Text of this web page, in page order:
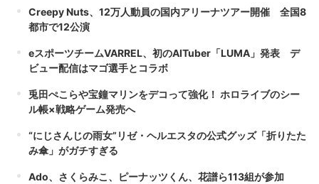
Creepy Nuts、12万人動員の国内アリーナツアー開催 全国8
都市で12公演
eスポーツチームVARREL、初のAITuber「LUMA」発表 デ
ビュー配信はマゴ選手とコラボ
兎田ぺこらや宝鐘マリンをデコって強化！ ホロライブのシー
ル帳×戦略ゲーム発売へ
“にじさんじの雨女”リゼ・ヘルエスタの公式グッズ「折りたた
み傘」がガチすぎる
Ado、さくらみこ、ピーナッツくん、花譜ら113組が参加